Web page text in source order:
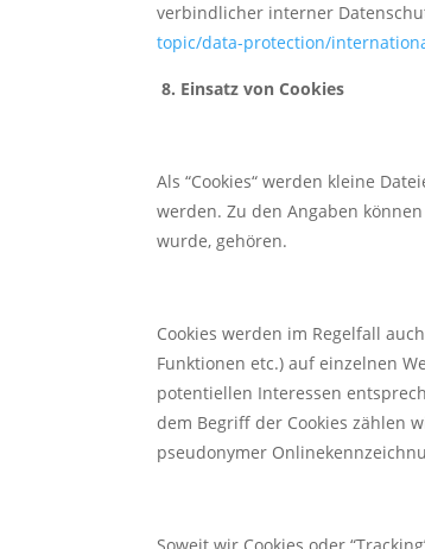
verbindlicher interner
topic/data-protection/
8. Einsatz von Cookies
Als “Cookies“ werden kleine
werden. Zu den Angaben
wurde, gehören.
Cookies werden im Regelfall
Funktionen etc.) auf einzelnen
potentiellen Interessen
dem Begriff der Cookies zählen
pseudonymer